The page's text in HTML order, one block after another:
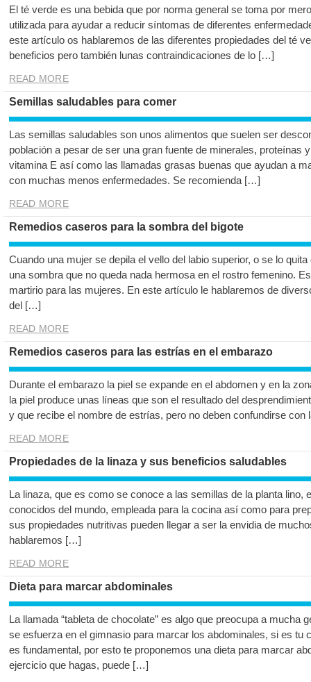
El té verde es una bebida que por norma general se toma por
utilizada para ayudar a reducir síntomas de diferentes
este artículo os hablaremos de las diferentes propiedades del té
beneficios pero también lunas contraindicaciones de lo […]
READ MORE
Semillas saludables para comer
Las semillas saludables son unos alimentos que suelen ser
población a pesar de ser una gran fuente de minerales, proteínas
vitamina E así como las llamadas grasas buenas que ayudan a
con muchas menos enfermedades. Se recomienda […]
READ MORE
Remedios caseros para la sombra del bigote
Cuando una mujer se depila el vello del labio superior, o se lo
una sombra que no queda nada hermosa en el rostro femenino.
martirio para las mujeres. En este artículo le hablaremos de
del […]
READ MORE
Remedios caseros para las estrías en el embarazo
Durante el embarazo la piel se expande en el abdomen y en la
la piel produce unas líneas que son el resultado del
y que recibe el nombre de estrías, pero no deben confundirse
READ MORE
Propiedades de la linaza y sus beneficios saludables
La linaza, que es como se conoce a las semillas de la planta lino,
conocidos del mundo, empleada para la cocina así como para
sus propiedades nutritivas pueden llegar a ser la envidia de
hablaremos […]
READ MORE
Dieta para marcar abdominales
La llamada “tableta de chocolate” es algo que preocupa a mucha
se esfuerza en el gimnasio para marcar los abdominales, si es tu
es fundamental, por esto te proponemos una dieta para marcar
ejercicio que hagas, puede […]